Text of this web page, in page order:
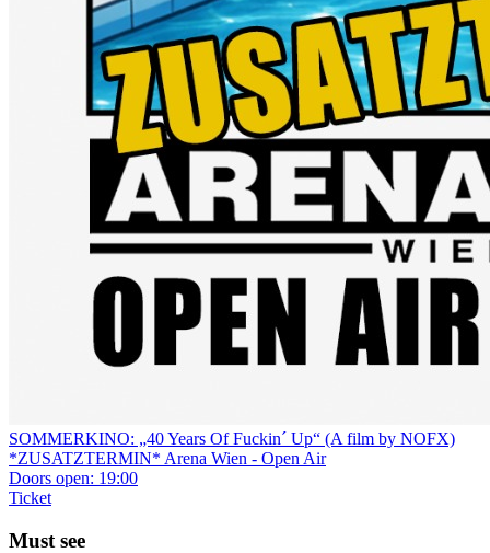
SOMMERKINO: „40 Years Of Fuckin´ Up“ (A film by NOFX)
*ZUSATZTERMIN* Arena Wien - Open Air
Doors open: 19:00
Ticket
Must see